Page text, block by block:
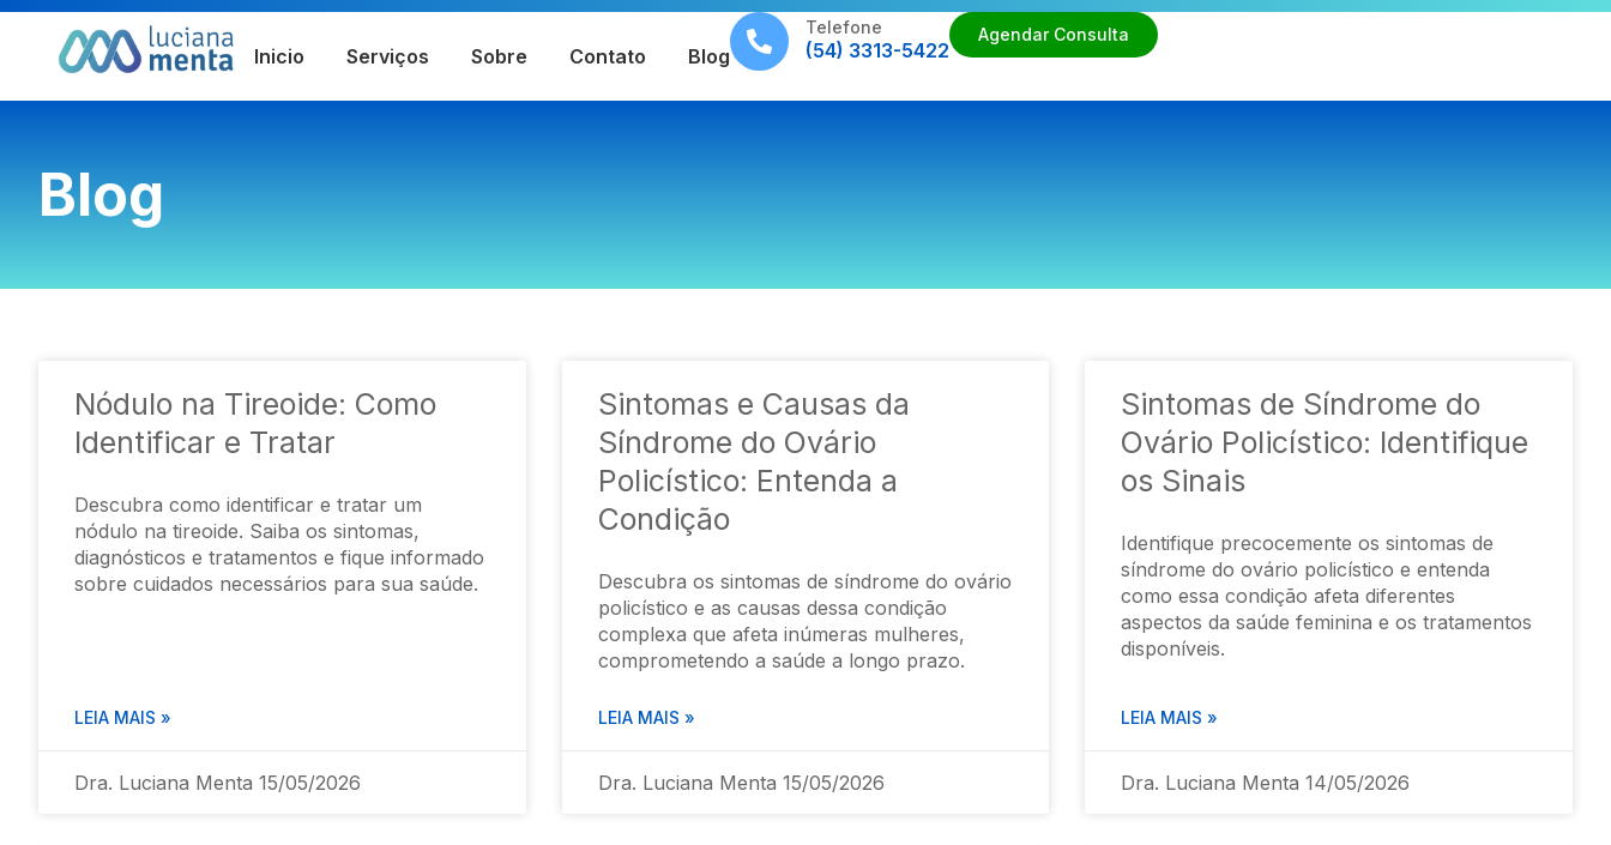
Inicio Serviços Sobre Contato Blog
Telefone
(54) 3313-5422
Agendar Consulta
Blog
Nódulo na Tireoide: Como
Identificar e Tratar
Descubra como identificar e tratar um
nódulo na tireoide. Saiba os sintomas,
diagnósticos e tratamentos e fique informado
sobre cuidados necessários para sua saúde.
LEIA MAIS »
Dra. Luciana Menta 15/05/2026
Sintomas e Causas da
Síndrome do Ovário
Policístico: Entenda a
Condição
Descubra os sintomas de síndrome do ovário
policístico e as causas dessa condição
complexa que afeta inúmeras mulheres,
comprometendo a saúde a longo prazo.
LEIA MAIS »
Dra. Luciana Menta 15/05/2026
Sintomas de Síndrome do
Ovário Policístico: Identifique
os Sinais
Identifique precocemente os sintomas de
síndrome do ovário policístico e entenda
como essa condição afeta diferentes
aspectos da saúde feminina e os tratamentos
disponíveis.
LEIA MAIS »
Dra. Luciana Menta14/05/2026